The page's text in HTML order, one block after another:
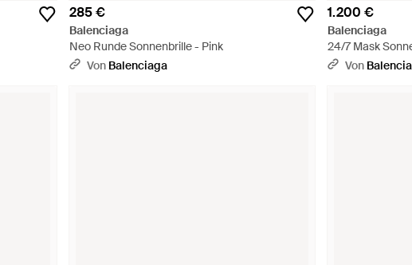
285 €
Balenciaga
Neo Runde Sonnenbrille - Pink
Von Balenciaga
1.200 €
Balenciaga
24/7 Mask
Von